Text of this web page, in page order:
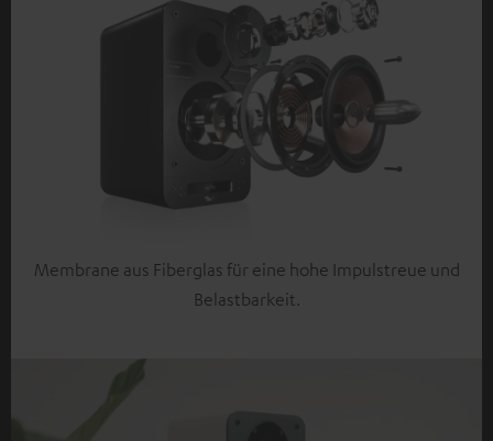
Membrane aus Fiberglas für eine hohe Impulstreue und
Belastbarkeit.